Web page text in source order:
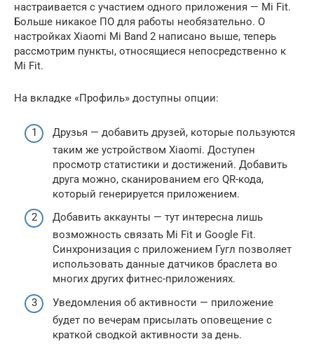
настраивается с участием одного приложения — Mi Fit.
Больше никакое ПО для работы необязательно. О
настройках Xiaomi Mi Band 2 написано выше, теперь
рассмотрим пункты, относящиеся непосредственно к
Mi Fit.
На вкладке «Профиль» доступны опции:
Друзья — добавить друзей, которые пользуются
таким же устройством Xiaomi. Доступен
просмотр статистики и достижений. Добавить
друга можно, сканированием его QR-кода,
который генерируется приложением.
Добавить аккаунты — тут интересна лишь
возможность связать Mi Fit и Google Fit.
Синхронизация с приложением Гугл позволяет
использовать данные датчиков браслета во
многих других фитнес-приложениях.
Уведомления об активности — приложение
будет по вечерам присылать оповещение с
краткой сводкой активности за день.